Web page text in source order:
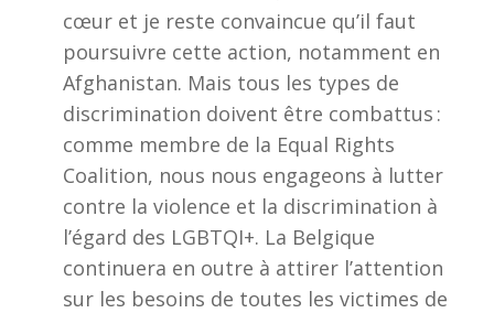
cœur et je reste convaincue qu’il faut
poursuivre cette action, notamment en
Afghanistan. Mais tous les types de
discrimination doivent être combattus :
comme membre de la Equal Rights
Coalition, nous nous engageons à lutter
contre la violence et la discrimination à
l’égard des LGBTQI+. La Belgique
continuera en outre à attirer l’attention
sur les besoins de toutes les victimes de